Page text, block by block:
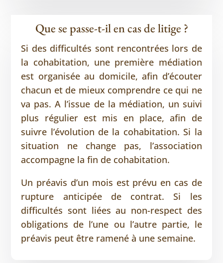
Que se passe-t-il en cas de litige ?
Si des difficultés sont rencontrées lors de
la cohabitation, une première médiation
est organisée au domicile, afin d’écouter
chacun et de mieux comprendre ce qui ne
va pas. A l’issue de la médiation, un suivi
plus régulier est mis en place, afin de
suivre l’évolution de la cohabitation. Si la
situation ne change pas, l’association
accompagne la fin de cohabitation.
Un préavis d’un mois est prévu en cas de
rupture anticipée de contrat. Si les
difficultés sont liées au non-respect des
obligations de l’une ou l’autre partie, le
préavis peut être ramené à une semaine.